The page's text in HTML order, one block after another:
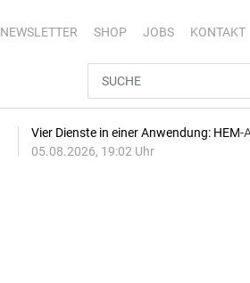
NEWSLETTER SHOP JOBS KONTAKT
Vier Dienste in einer Anwendung: HEM-
05.08.2026, 19:02 Uhr